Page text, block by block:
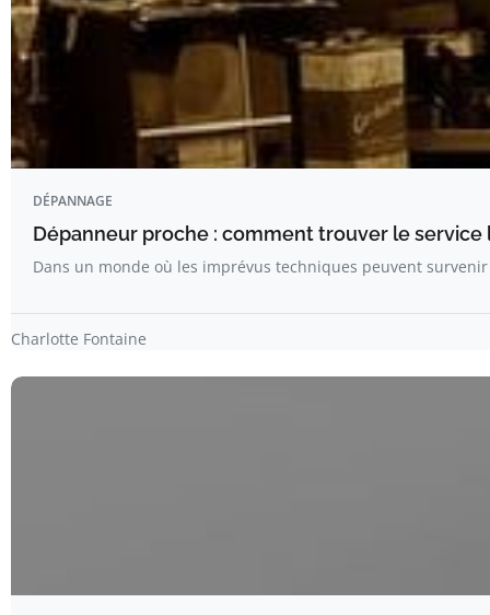
DÉPANNAGE
Dépanneur proche : comment trouver le service
Dans un monde où les imprévus techniques peuvent
Charlotte Fontaine